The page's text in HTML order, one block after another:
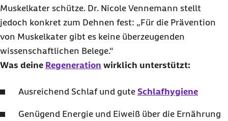
Muskelkater schütze. Dr. Nicole Vennemann stellt
jedoch konkret zum Dehnen fest: „Für die Prävention
von Muskelkater gibt es keine überzeugenden
wissenschaftlichen Belege.“
Was deine Regeneration wirklich unterstützt:
Ausreichend Schlaf und gute Schlafhygiene
Genügend Energie und Eiweiß über die Ernährung